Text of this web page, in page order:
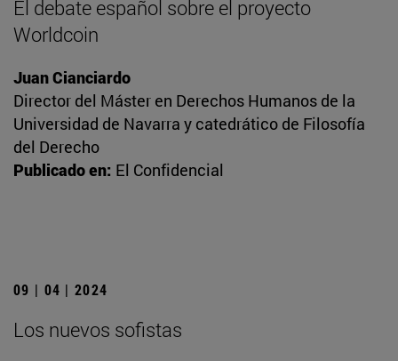
El debate español sobre el proyecto
Worldcoin
Juan Cianciardo
Director del Máster en Derechos Humanos de la
Universidad de Navarra y catedrático de Filosofía
del Derecho
Publicado en: El Confidencial
09 | 04 | 2024
Los nuevos sofistas